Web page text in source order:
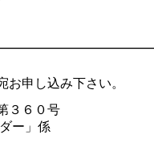
申し込み下さい。
３６０号
ー」係